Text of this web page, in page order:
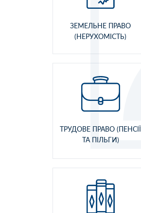
ЗЕМЕЛЬНЕ ПРАВО
(НЕРУХОМІСТЬ)
ТРУДОВЕ ПРАВО (ПЕНСІЇ
ТА ПІЛЬГИ)